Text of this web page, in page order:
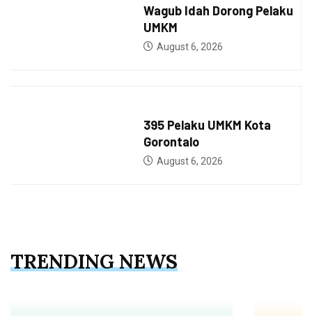
Wagub Idah Dorong Pelaku
UMKM
August 6, 2026
395 Pelaku UMKM Kota
Gorontalo
August 6, 2026
TRENDING NEWS